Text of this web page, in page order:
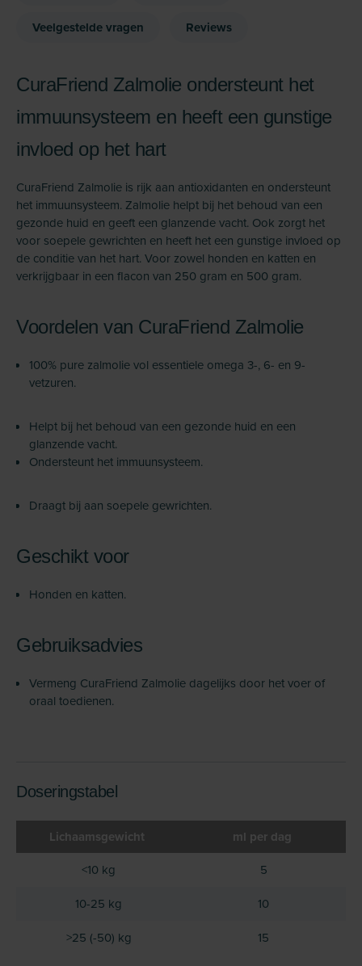
Veelgestelde vragen Reviews
CuraFriend Zalmolie ondersteunt het
immuunsysteem en heeft een gunstige
invloed op het hart
CuraFriend Zalmolie is rijk aan antioxidanten en ondersteunt
het immuunsysteem. Zalmolie helpt bij het behoud van een
gezonde huid en geeft een glanzende vacht. Ook zorgt het
voor soepele gewrichten en heeft het een gunstige invloed op
de conditie van het hart. Voor zowel honden en katten en
verkrijgbaar in een flacon van 250 gram en 500 gram.
Voordelen van CuraFriend Zalmolie
100% pure zalmolie vol essentiele omega 3-, 6- en 9-
vetzuren.
Helpt bij het behoud van een gezonde huid en een
glanzende vacht.
Ondersteunt het immuunsysteem.
Draagt bij aan soepele gewrichten.
Geschikt voor
Honden en katten.
Gebruiksadvies
Vermeng CuraFriend Zalmolie dagelijks door het voer of
oraal toedienen.
Doseringstabel
Lichaamsgewicht ml per dag
<10 kg
5
10-25 kg
10
>25 (-50) kg
15